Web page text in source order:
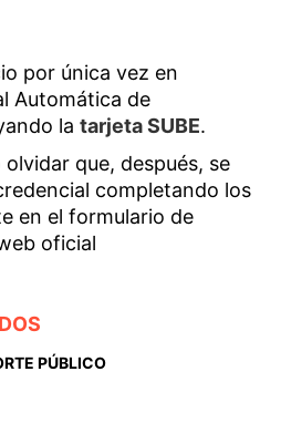
por única vez en
Automática de
latarjeta SUBE.
que, después, se
completando los
en el formulario de
oficial
PÚBLICO